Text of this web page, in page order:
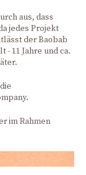
aus, dass
jedes Projekt
der Baobab
- 11 Jahre und ca.
im Rahmen